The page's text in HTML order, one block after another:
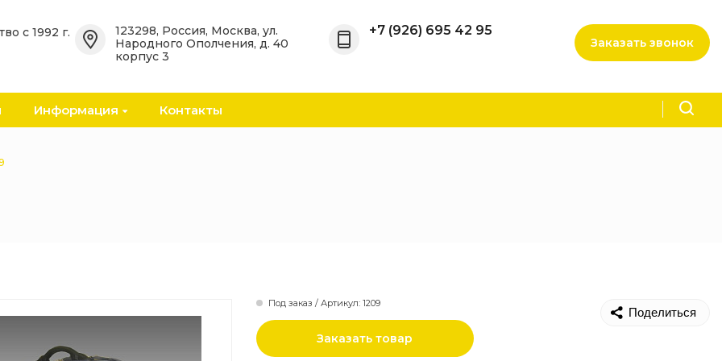
Информация Контакты
с 1992 г.
123298, Россия, Москва, ул.
Народного Ополчения, д. 40
корпус 3
+7 (926) 695 42 95
Заказать звонок
Поделиться
Под заказ / Артикул: 1209
Заказать товар